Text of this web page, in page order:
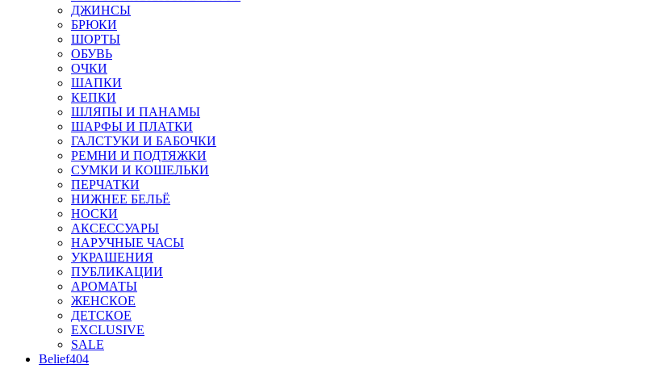
ДЖИНСЫ
БРЮКИ
ШОРТЫ
ОБУВЬ
ОЧКИ
ШАПКИ
КЕПКИ
ШЛЯПЫ И ПАНАМЫ
ШАРФЫ И ПЛАТКИ
ГАЛСТУКИ И БАБОЧКИ
РЕМНИ И ПОДТЯЖКИ
СУМКИ И КОШЕЛЬКИ
ПЕРЧАТКИ
НИЖНЕЕ БЕЛЬЁ
НОСКИ
АКСЕССУАРЫ
НАРУЧНЫЕ ЧАСЫ
УКРАШЕНИЯ
ПУБЛИКАЦИИ
АРОМАТЫ
ЖЕНСКОЕ
ДЕТСКОЕ
EXCLUSIVE
SALE
Belief404